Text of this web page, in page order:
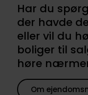
Har du
der havde
eller vil du
boliger til
høre
Om